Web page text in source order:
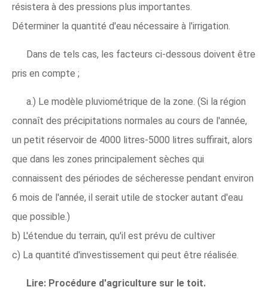
résistera à des pressions plus importantes.
Déterminer la quantité d'eau nécessaire à l'irrigation.
Dans de tels cas, les facteurs ci-dessous doivent être
pris en compte ;
a.) Le modèle pluviométrique de la zone. (Si la région
connaît des précipitations normales au cours de l'année,
un petit réservoir de 4000 litres-5000 litres suffirait, alors
que dans les zones principalement sèches qui
connaissent des périodes de sécheresse pendant environ
6 mois de l'année, il serait utile de stocker autant d'eau
que possible.)
b) L'étendue du terrain, qu'il est prévu de cultiver
c) La quantité d'investissement qui peut être réalisée.
Lire: Procédure d'agriculture sur le toit.